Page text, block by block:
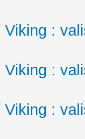
Viking :
Viking :
Viking :